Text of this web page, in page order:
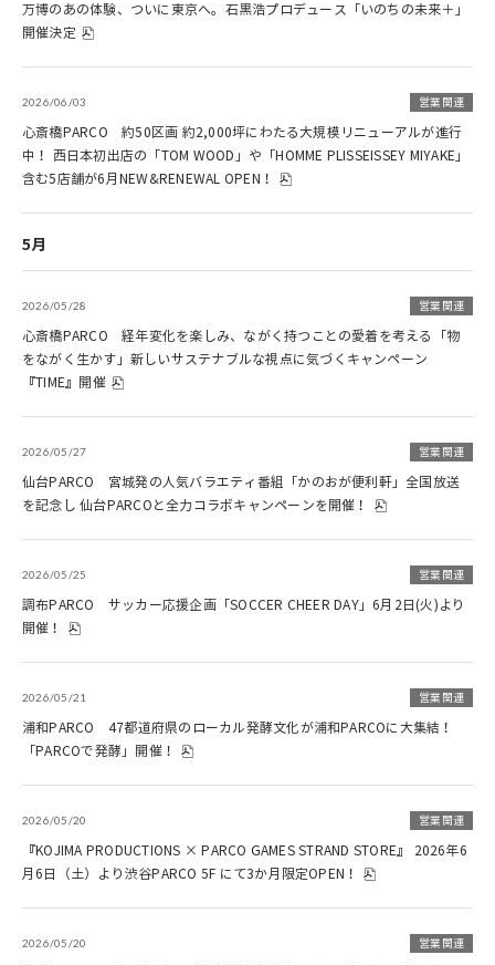
万博のあの体験、ついに東京へ。石黒浩プロデュース「いのちの未来＋」
開催決定
2026/06/03 営業関連
心斎橋PARCO 約50区画 約2,000坪にわたる大規模リニューアルが進行
中！ 西日本初出店の「TOM WOOD」や「HOMME PLISSEISSEY MIYAKE」
含む5店舗が6月NEW&RENEWAL OPEN！
5月
2026/05/28 営業関連
心斎橋PARCO 経年変化を楽しみ、ながく持つことの愛着を考える「物
をながく生かす」新しいサステナブルな視点に気づくキャンペーン
『TIME』開催
2026/05/27 営業関連
仙台PARCO 宮城発の人気バラエティ番組「かのおが便利軒」全国放送
を記念し 仙台PARCOと全力コラボキャンペーンを開催！
2026/05/25 営業関連
調布PARCO サッカー応援企画「SOCCER CHEER DAY」6月2日(火)より
開催！
2026/05/21 営業関連
浦和PARCO 47都道府県のローカル発酵文化が浦和PARCOに大集結！
「PARCOで発酵」開催！
2026/05/20 営業関連
『KOJIMA PRODUCTIONS × PARCO GAMES STRAND STORE』 2026年6
月6日（土）より渋谷PARCO 5F にて3か月限定OPEN！
2026/05/20 営業関連